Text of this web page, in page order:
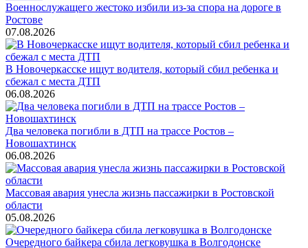
Военнослужащего жестоко избили из-за спора на дороге в
Ростове
07.08.2026
В Новочеркасске ищут водителя, который сбил ребенка и
сбежал с места ДТП
06.08.2026
Два человека погибли в ДТП на трассе Ростов –
Новошахтинск
06.08.2026
Массовая авария унесла жизнь пассажирки в Ростовской
области
05.08.2026
Очередного байкера сбила легковушка в Волгодонске